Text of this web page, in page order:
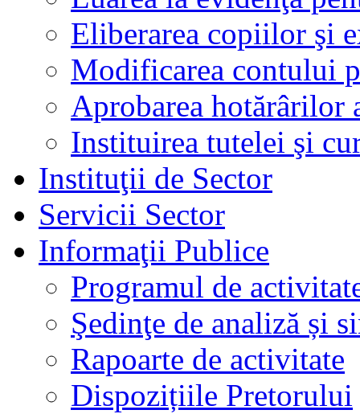
Eliberarea copiilor şi
Modificarea contului
Aprobarea hotărârilor
Instituirea tutelei şi
Instituţii de Sector
Servicii Sector
Informaţii Publice
Programul de
Şedinţe de analiză și
Rapoarte de activitate
Dispozițiile Pretorului